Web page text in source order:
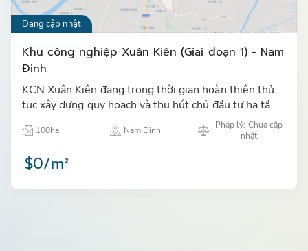
Đang cập nhật
Khu công nghiệp Xuân Kiên (Giai đoạn 1) - Nam
Định
KCN Xuân Kiên đang trong thời gian hoàn thiện thủ
tục xây dựng quy hoạch và thu hút chủ đầu tư hạ tầng
100ha Nam Định
Pháp lý: Chưa cập
nhật
$0/m²